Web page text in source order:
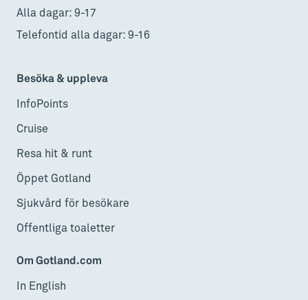
Alla dagar: 9-17
Telefontid alla dagar: 9-16
Besöka & uppleva
InfoPoints
Cruise
Resa hit & runt
Öppet Gotland
Sjukvård för besökare
Offentliga toaletter
Om Gotland.com
In English